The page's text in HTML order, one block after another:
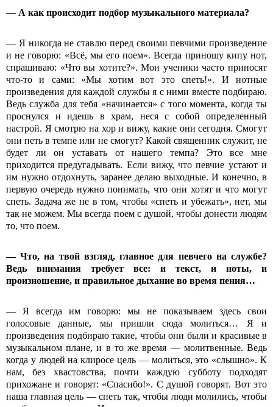
— А как происходит подбор музыкального материала?
— Я никогда не ставлю перед своими певчими произведение
и не говорю: «Всё, мы его поем». Всегда приношу кипу нот,
спрашиваю: «Что вы хотите?». Мои ученики часто приносят
что-то и сами: «Мы хотим вот это спеть!». И нотные
произведения для каждой службы я с ними вместе подбираю.
Ведь служба для тебя «начинается» с того момента, когда ты
проснулся и идешь в храм, неся с собой определенный
настрой. Я смотрю на хор и вижу, какие они сегодня. Смогут
они петь в темпе или не смогут? Какой священник служит, не
будет ли он уставать от нашего темпа? Это все мне
приходится предугадывать. Если вижу, что певчие устают и
им нужно отдохнуть, заранее делаю выходные. И конечно, в
первую очередь нужно понимать, что они хотят и что могут
спеть. Задача же не в том, чтобы «спеть и убежать», нет, мы
так не можем. Мы всегда поем с душой, чтобы донести людям
то, что поем.
— Что, на твой взгляд, главное для певчего на службе?
Ведь внимания требует все: и текст, и ноты, и
произношение, и правильное дыхание во время пения…
— Я всегда им говорю: мы не показываем здесь свои
голосовые данные, мы пришли сюда молиться… Я и
произведения подбираю такие, чтобы они были и красивые в
музыкальном плане, и в то же время — молитвенные. Ведь
когда у людей на клиросе цель — молиться, это «слышно». К
нам, без хвастовства, почти каждую субботу подходят
прихожане и говорят: «Спасибо!». С душой говорят. Вот это
наша главная цель — спеть так, чтобы люди молились, чтобы